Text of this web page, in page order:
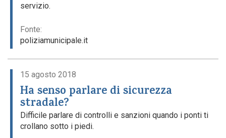
servizio.
Fonte:
poliziamunicipale.it
15 agosto 2018
Ha senso parlare di sicurezza
stradale?
Difficile parlare di controlli e sanzioni quando i ponti ti
crollano sotto i piedi.